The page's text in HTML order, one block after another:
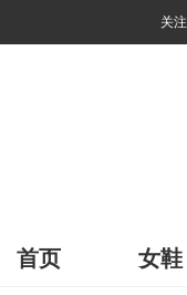
关注
首页 女鞋